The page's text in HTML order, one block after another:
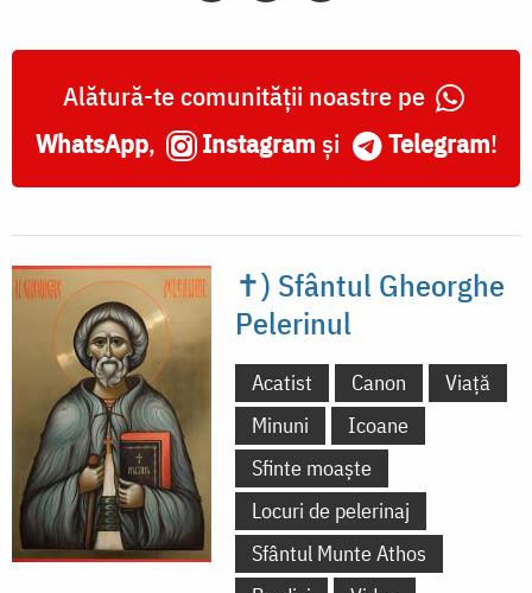
Alătură-te comunității noastre pe
WhatsApp, Instagram și Telegram!
✝) Sfântul Gheorghe
Pelerinul
Acatist Canon
Viață
Minuni
Icoane
Sfinte moaște
Locuri de pelerinaj
Sfântul Munte Athos